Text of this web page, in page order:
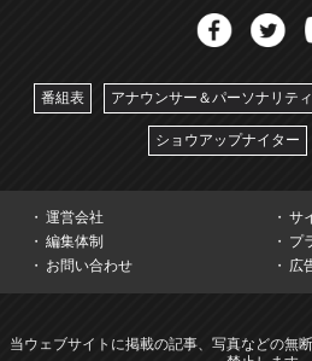
番組表 アナウンサー＆パーソナリテ
ショウアップナイター
運営会社
サ
編集体制
プ
お問い合わせ
広
当ウェブサイトに掲載の記事、写真などの無